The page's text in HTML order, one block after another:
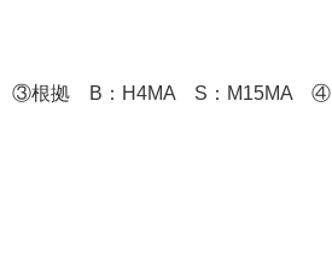
③根拠 B：H4MA S：M15MA ④